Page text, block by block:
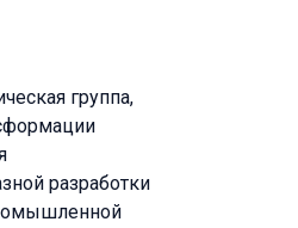
группа,
разработки